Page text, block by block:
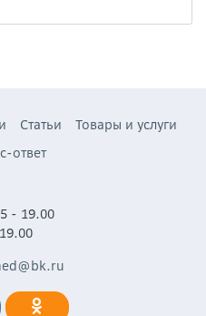
Статьи
Товары и услуги
ответ
- 19.00